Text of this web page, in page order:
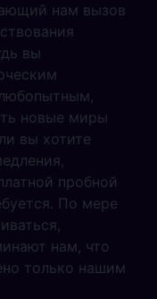
нам вызов
вы
новые миры
вы хотите
пробной
По мере
нам, что
только нашим